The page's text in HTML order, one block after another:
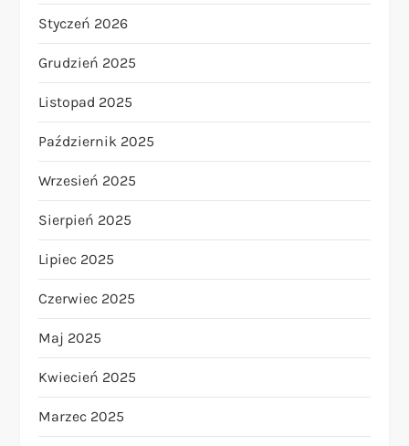
Styczeń 2026
Grudzień 2025
Listopad 2025
Październik 2025
Wrzesień 2025
Sierpień 2025
Lipiec 2025
Czerwiec 2025
Maj 2025
Kwiecień 2025
Marzec 2025